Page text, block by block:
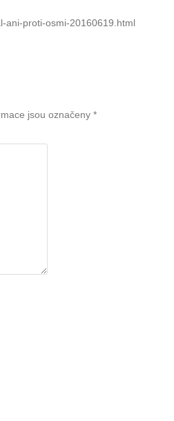
ani-proti-osmi-20160619.html
jsou označeny *